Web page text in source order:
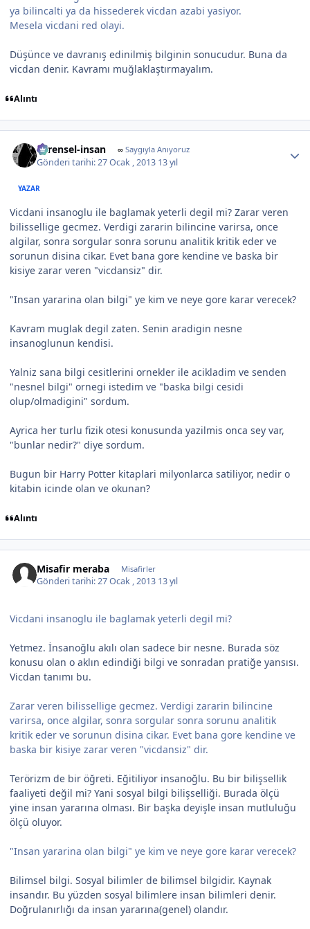
ya bilincalti ya da hissederek vicdan azabi yasiyor.
Mesela vicdani red olayi.
Düşünce ve davranış edinilmiş bilginin sonucudur. Buna da
vicdan denir. Kavramı muğlaklaştırmayalım.
Alıntı
evrensel-insan ∞Saygıyla Anıyoruz
Gönderi tarihi:27 Ocak , 2013 13 yıl
YAZAR
Vicdani insanoglu ile baglamak yeterli degil mi? Zarar veren
bilissellige gecmez. Verdigi zararin bilincine varirsa, once
algilar, sonra sorgular sonra sorunu analitik kritik eder ve
sorunun disina cikar. Evet bana gore kendine ve baska bir
kisiye zarar veren "vicdansiz" dir.
"Insan yararina olan bilgi" ye kim ve neye gore karar verecek?
Kavram muglak degil zaten. Senin aradigin nesne
insanoglunun kendisi.
Yalniz sana bilgi cesitlerini ornekler ile acikladim ve senden
"nesnel bilgi" ornegi istedim ve "baska bilgi cesidi
olup/olmadigini" sordum.
Ayrica her turlu fizik otesi konusunda yazilmis onca sey var,
"bunlar nedir?" diye sordum.
Bugun bir Harry Potter kitaplari milyonlarca satiliyor, nedir o
kitabin icinde olan ve okunan?
Alıntı
Misafir meraba Misafirler
Gönderi tarihi:27 Ocak , 2013 13 yıl
Vicdani insanoglu ile baglamak yeterli degil mi?
Yetmez. İnsanoğlu akılı olan sadece bir nesne. Burada söz
konusu olan o aklın edindiği bilgi ve sonradan pratiğe yansısı.
Vicdan tanımı bu.
Zarar veren bilissellige gecmez. Verdigi zararin bilincine
varirsa, once algilar, sonra sorgular sonra sorunu analitik
kritik eder ve sorunun disina cikar. Evet bana gore kendine ve
baska bir kisiye zarar veren "vicdansiz" dir.
Terörizm de bir öğreti. Eğitiliyor insanoğlu. Bu bir bilişsellik
faaliyeti değil mi? Yani sosyal bilgi bilişselliği. Burada ölçü
yine insan yararına olması. Bir başka deyişle insan mutluluğu
ölçü oluyor.
"Insan yararina olan bilgi" ye kim ve neye gore karar verecek?
Bilimsel bilgi. Sosyal bilimler de bilimsel bilgidir. Kaynak
insandır. Bu yüzden sosyal bilimlere insan bilimleri denir.
Doğrulanırlığı da insan yararına(genel) olandır.